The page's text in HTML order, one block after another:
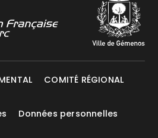
COMITÉ RÉGIONAL
Données personnelles